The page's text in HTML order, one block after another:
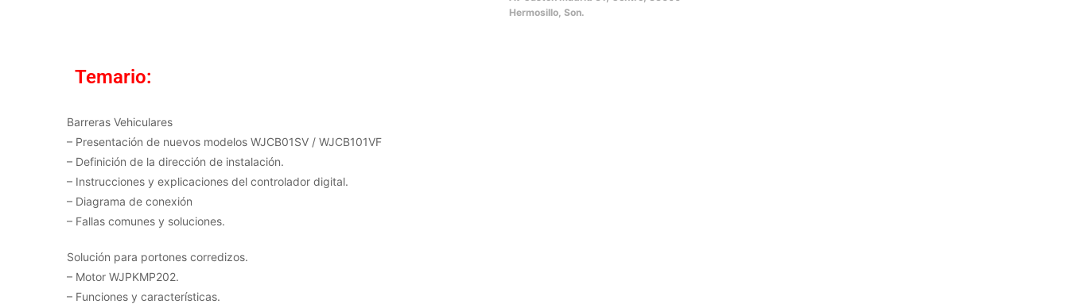
Hermosillo, Son.
Temario:
Barreras Vehiculares
– Presentación de nuevos modelos WJCB01SV / WJCB101VF
– Definición de la dirección de instalación.
– Instrucciones y explicaciones del controlador digital.
– Diagrama de conexión
– Fallas comunes y soluciones.
Solución para portones corredizos.
– Motor WJPKMP202.
– Funciones y características.